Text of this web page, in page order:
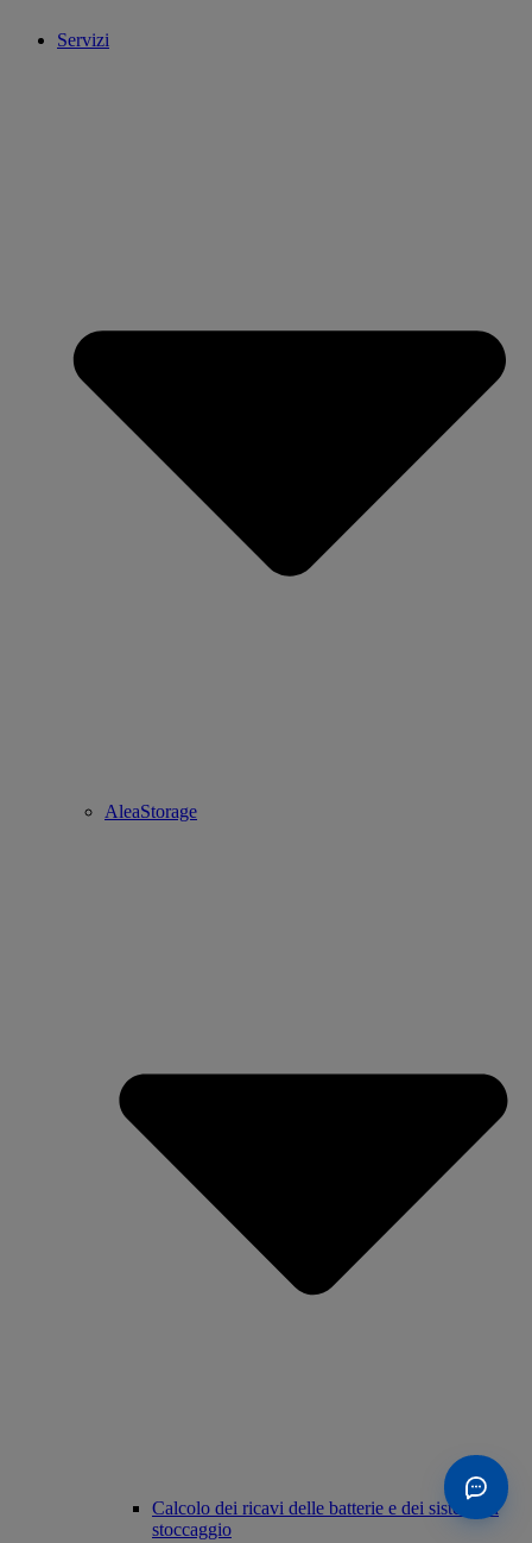
Servizi
AleaStorage
Calcolo dei ricavi delle batterie e dei sistemi di
stoccaggio